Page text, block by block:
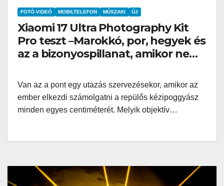
FOTÓ-VIDEÓ MOBILTELEFON MŰSZAKI ÚJ
Xiaomi 17 Ultra Photography Kit
Pro teszt –Marokkó, por, hegyek és
az a bizonyospillanat, amikor nem
Van az a pont egy utazás szervezésekor, amikor az
ember elkezdi számolgatni a repülős kézipoggyász
minden egyes centiméterét. Melyik objektív…